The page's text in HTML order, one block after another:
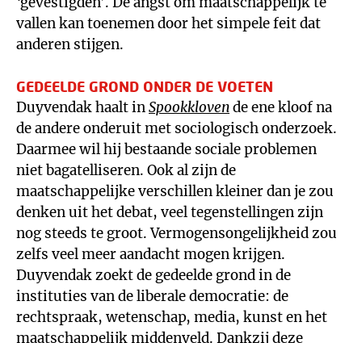
vallen kan toenemen door het simpele feit dat
anderen stijgen.
GEDEELDE GROND ONDER DE VOETEN
Duyvendak haalt inSpookklovende ene kloof na
de andere onderuit met sociologisch onderzoek.
Daarmee wil hij bestaande sociale problemen
niet bagatelliseren. Ook al zijn de
maatschappelijke verschillen kleiner dan je zou
denken uit het debat, veel tegenstellingen zijn
nog steeds te groot. Vermogensongelijkheid zou
zelfs veel meer aandacht mogen krijgen.
Duyvendak zoekt de gedeelde grond in de
instituties van de liberale democratie: de
rechtspraak, wetenschap, media, kunst en het
maatschappelijk middenveld. Dankzij deze